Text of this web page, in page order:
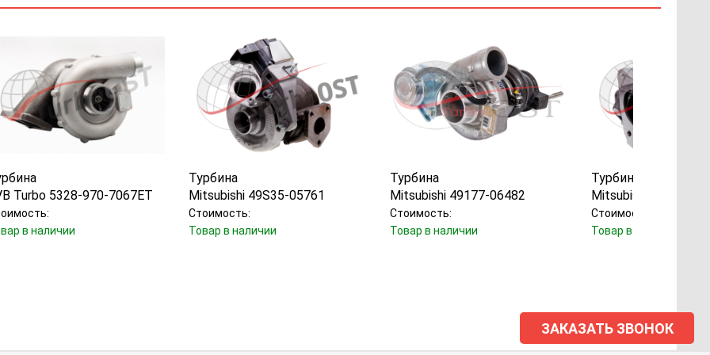
Turbo 5328-970-7067ET
в наличии
Турбина
Mitsubishi 49S35-05761
Стоимость:
Товар в наличии
Турбина
Mitsubishi 49177-06482
Стоимость:
Товар в наличии
Турбина
Mitsubishi 49335-
Стоимость:
Товар в наличии
ЗАКАЗАТЬ ЗВОНОК